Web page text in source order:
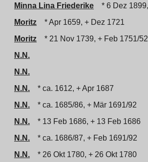
Minna Lina Friederike
* 6 Dez
Moritz
* Apr 1659, + Dez 1721
Moritz
* 21 Nov 1739, + Feb 1751/52
N.N.
N.N.
N.N.
* ca. 1612, + Apr 1687
N.N.
* ca. 1685/86, + Mär 1691/92
N.N.
* 13 Feb 1686, + 13 Feb 1686
N.N.
* ca. 1686/87, + Feb 1691/92
N.N.
* 26 Okt 1780, + 26 Okt 1780